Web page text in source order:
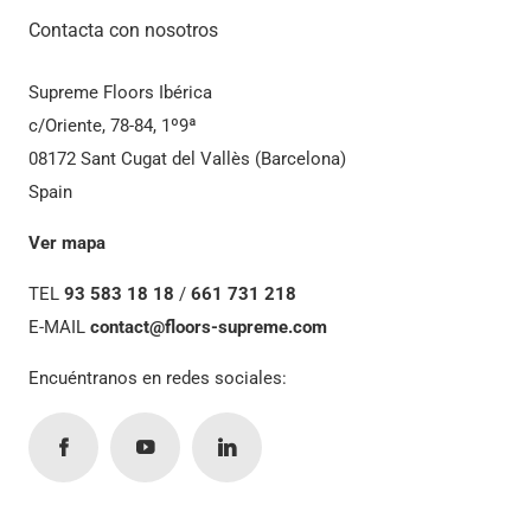
Contacta con nosotros
Supreme Floors Ibérica
c/Oriente, 78-84, 1º9ª
08172 Sant Cugat del Vallès (Barcelona)
Spain
Ver mapa
TEL93 583 18 18 /661 731 218
E-MAILcontact@floors-supreme.com
Encuéntranos en redes sociales: